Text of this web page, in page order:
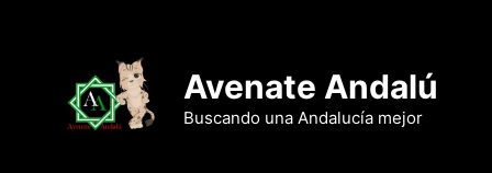
Avenate Andalú
Buscando una Andalucía mejor